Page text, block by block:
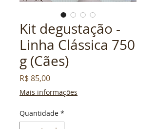
Kit degustação -
Linha Clássica 750
g (Cães)
R$ 85,00Preço
Mais informações
Quantidade *